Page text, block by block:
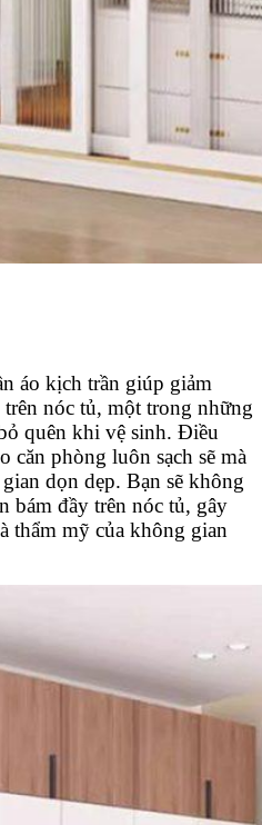
áo kịch trần giúp giảm
nóc tủ, một trong những
quên khi vệ sinh. Điều
phòng luôn sạch sẽ mà
dọn dẹp. Bạn sẽ không
bám đầy trên nóc tủ, gây
thẩm mỹ của không gian